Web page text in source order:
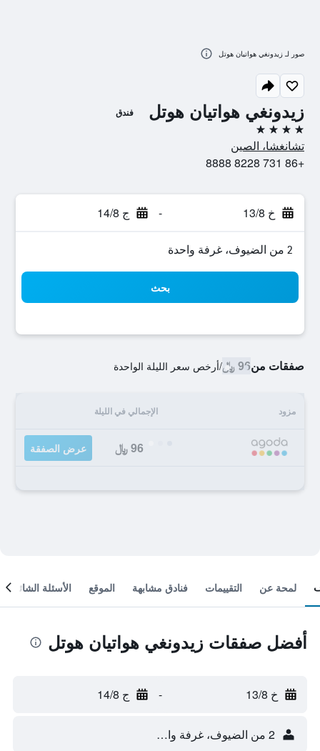
زيدونغي هواتيان هوتل فندق
4 نجوم
تشانغشا، الصين
+86 731 8228 8888
خ 13/8 - ج 14/8
2 من الضيوف، غرفة واحدة
بحث
صفقات من96 ﷼ /أرخص سعر الليلة الواحدة
مزود الإجمالي في الليلة
96 ﷼ عرض الصفقة
صور لـ زيدونغي هواتيان هوتل
لمحة عن التقييمات فنادق مشابهة الموقع الأسئلة الشائعة
أفضل صفقات زيدونغي هواتيان هوتل
خ 13/8 - ج 14/8
2 من الضيوف، غرفة واحدة